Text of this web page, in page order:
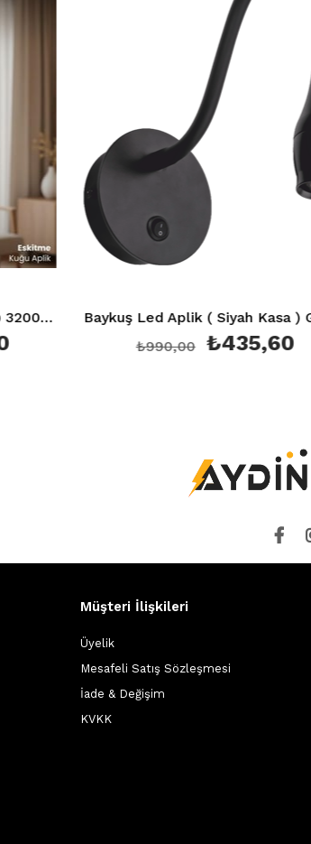
7W Ledli Kuğu Aplik (Günışığı) 3200K Eskitme Ct 5212 Baykuş Led Aplik ( Siyah Kasa ) Günışığı 3200K Ct 5232
₺435,60
₺990,00
Müşteri İlişkileri
Üyelik
Mesafeli Satış Sözleşmesi
İade & Değişim
KVKK